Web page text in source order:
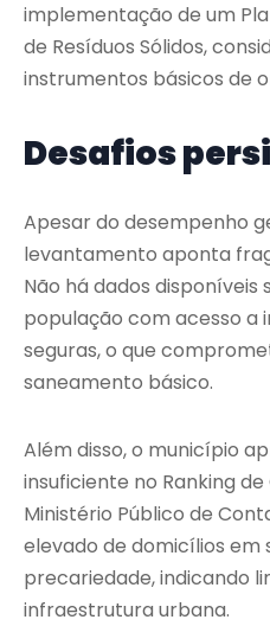
implementação de um
de Resíduos Sólidos,
instrumentos básicos de
Desafios
Apesar do desempenho
levantamento aponta
Não há dados
população com acesso a
seguras, o que
saneamento básico.
Além disso, o município
insuficiente no Ranking
Ministério Público de
elevado de domicílios em
precariedade, indicando
infraestrutura urbana.